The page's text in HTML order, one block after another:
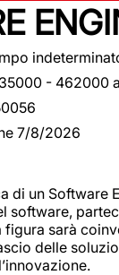
35000 - 462000
7/8/2026
di un
software,
figura sarà
delle